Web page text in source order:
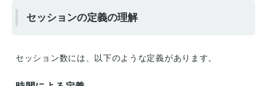
セッションの定義の理解
セッション数には、以下のような定義があります。